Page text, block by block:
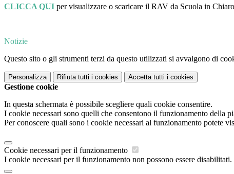
CLICCA QUI per visualizzare o scaricare il RAV da Scuola in
Notizie
Questo sito o gli strumenti terzi da questo utilizzati si avvalgono di
Personalizza Rifiuta tutti i cookies Accetta tutti i cookies
Gestione cookie
In questa schermata è possibile scegliere quali cookie consentire.
I cookie necessari sono quelli che consentono il funzionamento della
Per conoscere quali sono i cookie necessari al funzionamento potete
Cookie necessari per il funzionamento
I cookie necessari per il funzionamento non possono essere